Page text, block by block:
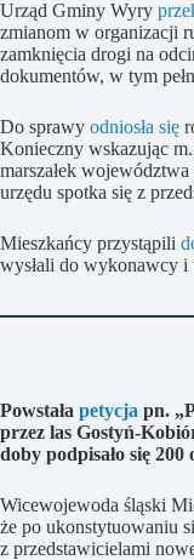
Urząd Gminy Wyry
zmianom w organizacji
zamknięcia drogi na
dokumentów, w tym
Do sprawy odniosła się
Konieczny wskazując
marszałek
urzędu spotka się z
Mieszkańcy przystąpili
wysłali do wykonawcy i
Powstała petycja pn.
przez las Gostyń-
doby podpisało się 200
Wicewojewoda śląski
że po ukonstytuowaniu
z przedstawicielami